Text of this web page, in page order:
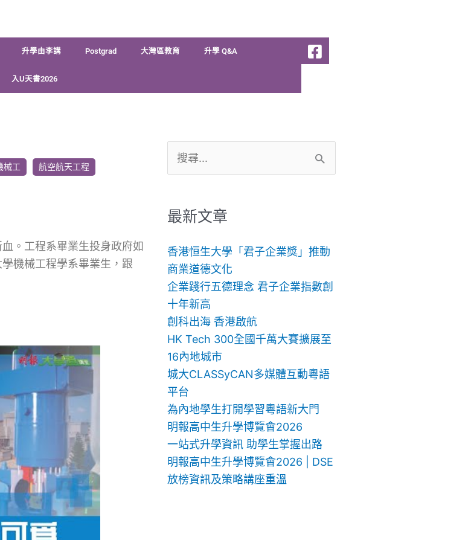
升學由李講 Postgrad 大灣區教育 升學 Q&A
入U天書2026
械工
航空航天工程
。工程系畢業生投身政府如
機械工程學系畢業生，跟
尋
鍵
最新文章
香港恒生大學「君子企業獎」推動
商業道德文化
企業踐行五德理念 君子企業指數創
十年新高
創科出海 香港啟航
HK Tech 300全國千萬大賽擴展至
16內地城市
城大CLASSyCAN多媒體互動粵語
平台
為內地學生打開學習粵語新大門
明報高中生升學博覽會2026
一站式升學資訊 助學生掌握出路
明報高中生升學博覽會2026 | DSE
放榜資訊及策略講座重溫